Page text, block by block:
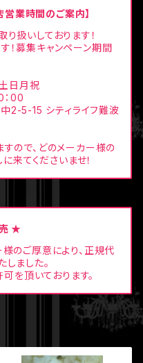
業時間のご案内】
扱いしております！
！募集キャンペーン期間
土日月祝
：00
2-5-15 シティライフ難波
ので、どのメーカー様の
来てくださいませ！
★
のご厚意により、正規代
ました。
を頂いております。